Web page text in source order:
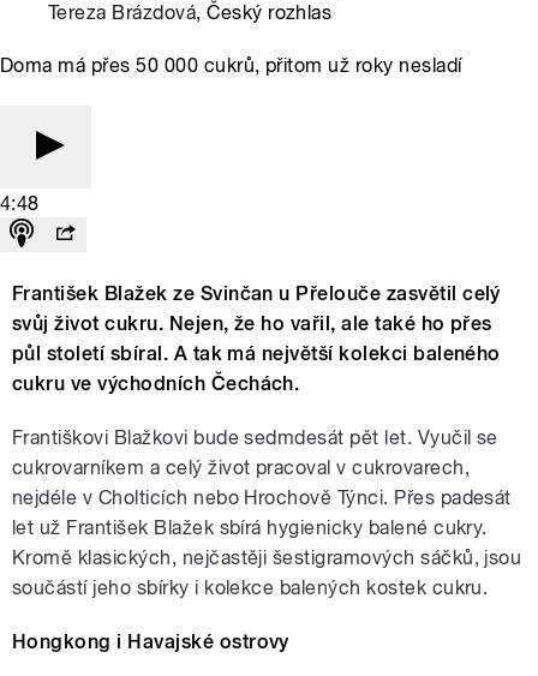
Tereza Brázdová, Český rozhlas
Doma má přes 50 000 cukrů, přitom už roky nesladí
4:48
František Blažek ze Svinčan u Přelouče zasvětil celý
svůj život cukru. Nejen, že ho vařil, ale také ho přes
půl století sbíral. A tak má největší kolekci baleného
cukru ve východních Čechách.
Františkovi Blažkovi bude sedmdesát pět let. Vyučil se
cukrovarníkem a celý život pracoval v cukrovarech,
nejdéle v Cholticích nebo Hrochově Týnci. Přes padesát
let už František Blažek sbírá hygienicky balené cukry.
Kromě klasických, nejčastěji šestigramových sáčků, jsou
součástí jeho sbírky i kolekce balených kostek cukru.
Hongkong i Havajské ostrovy